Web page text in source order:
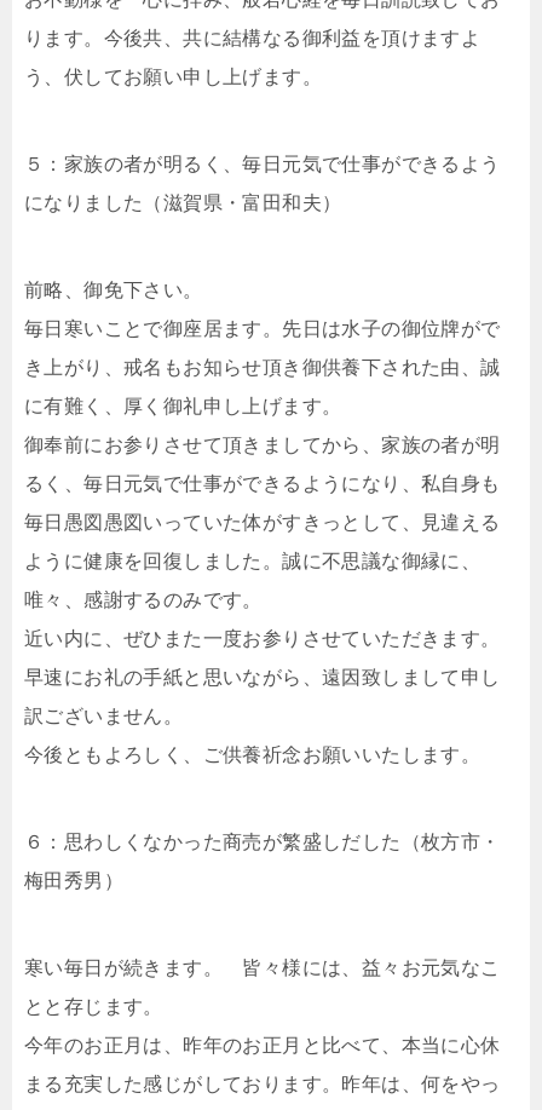
ります。今後共、共に結構なる御利益を頂けますよ
う、伏してお願い申し上げます。
５：家族の者が明るく、毎日元気で仕事ができるよう
になりました（滋賀県・富田和夫）
前略、御免下さい。
毎日寒いことで御座居ます。先日は水子の御位牌がで
き上がり、戒名もお知らせ頂き御供養下された由、誠
に有難く、厚く御礼申し上げます。
御奉前にお参りさせて頂きましてから、家族の者が明
るく、毎日元気で仕事ができるようになり、私自身も
毎日愚図愚図いっていた体がすきっとして、見違える
ように健康を回復しました。誠に不思議な御縁に、
唯々、感謝するのみです。
近い内に、ぜひまた一度お参りさせていただきます。
早速にお礼の手紙と思いながら、遠因致しまして申し
訳ございません。
今後ともよろしく、ご供養祈念お願いいたします。
６：思わしくなかった商売が繁盛しだした（枚方市・
梅田秀男）
寒い毎日が続きます。 皆々様には、益々お元気なこ
とと存じます。
今年のお正月は、昨年のお正月と比べて、本当に心休
まる充実した感じがしております。昨年は、何をやっ